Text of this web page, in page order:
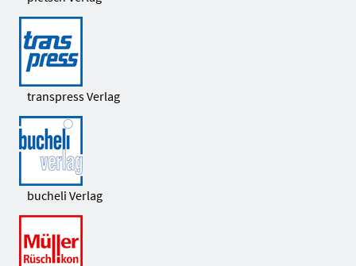
transpress Verlag
bucheli Verlag